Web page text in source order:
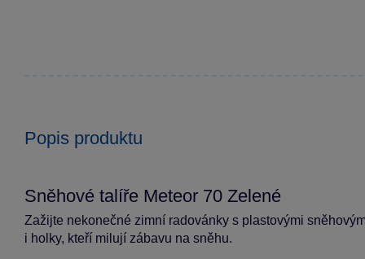
Popis produktu
Sněhové talíře Meteor 70 Zelené
Zažijte nekonečné zimní radovánky s plastovými
i holky, kteří milují zábavu na sněhu.